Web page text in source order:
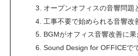
3. オープンオフィスの音響問題
4. 工事不要で始められる音響改
5. BGMがオフィス音響改善に果
6. Sound Design for OFFICEで